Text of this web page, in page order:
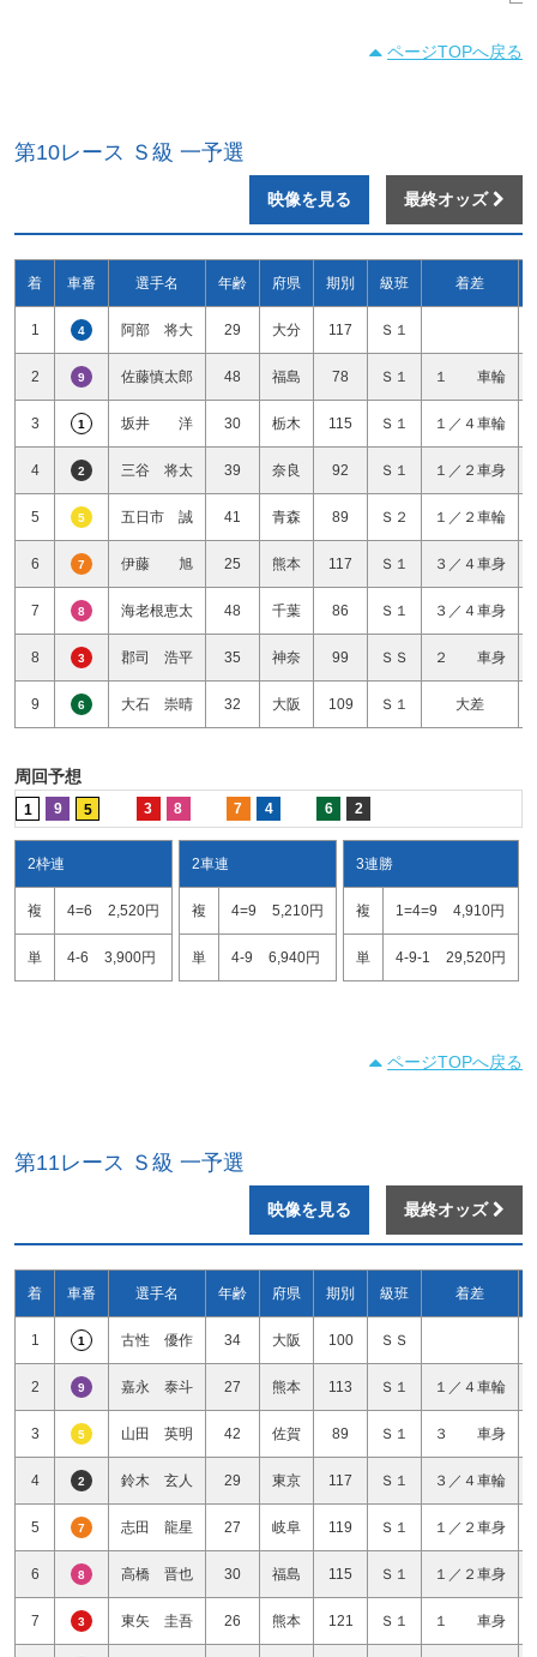
ページTOPへ戻る
第10レース Ｓ級 一予選
映像を見る 最終オッズ
着 車番 選手名 年齢 府県 期別 級班 着差
1 4 阿部 将大 29 大分 117 Ｓ１
2 9 佐藤慎太郎 48 福島 78 Ｓ１ １ 車輪
3 1 坂井 洋 30 栃木 115 Ｓ１ １／４車輪
4 2 三谷 将太 39 奈良 92 Ｓ１ １／２車身
5 5 五日市 誠 41 青森 89 Ｓ２ １／２車輪
6 7 伊藤 旭 25 熊本 117 Ｓ１ ３／４車身
7 8 海老根恵太 48 千葉 86 Ｓ１ ３／４車身
8 3 郡司 浩平 35 神奈 99 ＳＳ ２ 車身
9 6 大石 崇晴 32 大阪 109 Ｓ１ 大差
周回予想
1 9 5 3 8 7 4 6 2
2枠連
複 4=6 2,520円
単 4-6 3,900円
2車連
複 4=9 5,210円
単 4-9 6,940円
3連勝
複 1=4=9 4,910円
単 4-9-1 29,520円
ページTOPへ戻る
第11レース Ｓ級 一予選
映像を見る 最終オッズ
着 車番 選手名 年齢 府県 期別 級班 着差
1 1 古性 優作 34 大阪 100 ＳＳ
2 9 嘉永 泰斗 27 熊本 113 Ｓ１ １／４車輪
3 5 山田 英明 42 佐賀 89 Ｓ１ ３ 車身
4 2 鈴木 玄人 29 東京 117 Ｓ１ ３／４車輪
5 7 志田 龍星 27 岐阜 119 Ｓ１ １／２車身
6 8 高橋 晋也 30 福島 115 Ｓ１ １／２車身
7 3 東矢 圭吾 26 熊本 121 Ｓ１ １ 車身